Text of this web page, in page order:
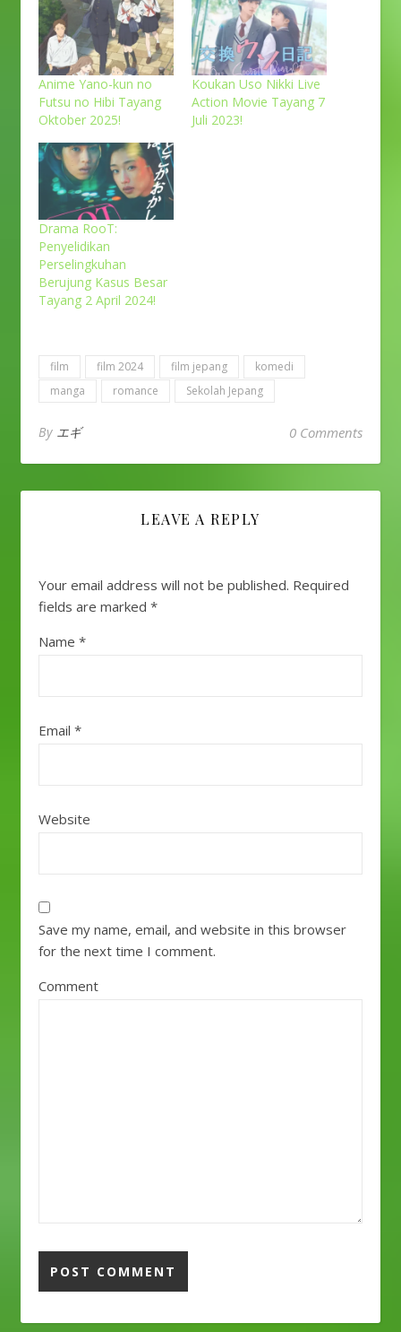
Anime Yano-kun no
Futsu no Hibi Tayang
Oktober 2025!
Koukan Uso Nikki Live
Action Movie Tayang 7
Juli 2023!
Drama RooT:
Penyelidikan
Perselingkuhan
Berujung Kasus Besar
Tayang 2 April 2024!
film film 2024 film jepang
komedi
manga
romance Sekolah Jepang
By エギ 0 Comments
LEAVE A REPLY
Your email address will not be published. Required
fields are marked *
Name *
Email *
Website
Save my name, email, and website in this browser
for the next time I comment.
Comment